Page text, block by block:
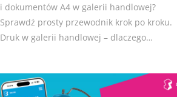
i dokumentów A4 w galerii handlowej?
Sprawdź prosty przewodnik krok po kroku.
Druk w galerii handlowej – dlaczego…